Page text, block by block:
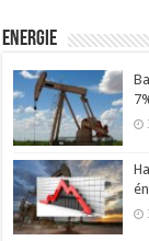
Energie